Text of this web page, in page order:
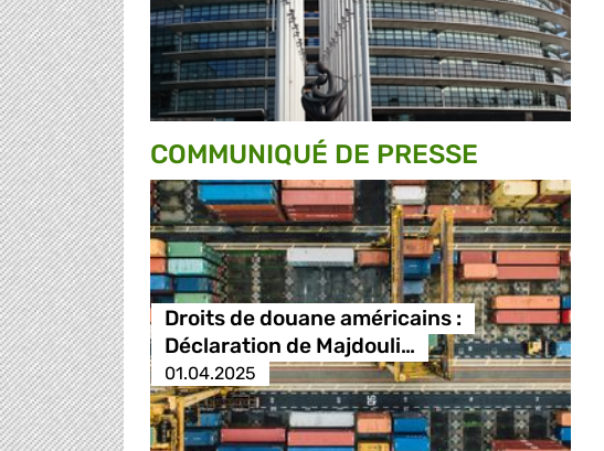
COMMUNIQUÉ DE PRESSE
Droits de douane américains :
Déclaration de Majdouli…
01.04.2025